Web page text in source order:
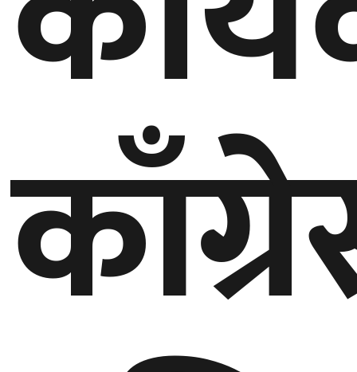
प्रदेश
२
बाग्मती
कर्णाली
प्रदेश
सुदूरपश्चिम